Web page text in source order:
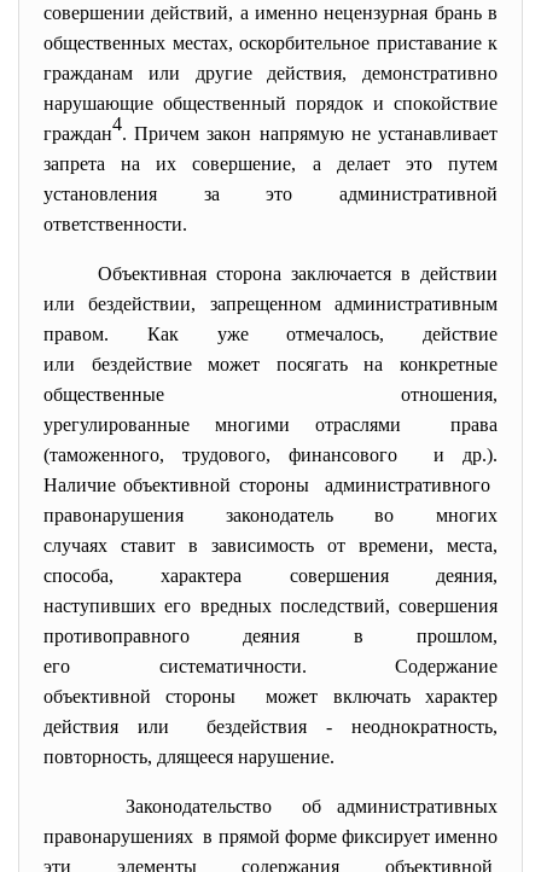
совершении действий, а именно нецензурная брань в
общественных местах, оскорбительное приставание к
гражданам или другие действия, демонстративно
нарушающие общественный порядок и спокойствие
граждан4. Причем закон напрямую не устанавливает
запрета на их совершение, а делает это путем
установления за это административной
ответственности.
Объективная сторона заключается в действии
или бездействии, запрещенном административным
правом. Как уже отмечалось, действие
или бездействие может посягать на конкретные
общественные отношения,
урегулированные многими отраслями права
(таможенного, трудового, финансового и др.).
Наличие объективной стороны административного
правонарушения законодатель во многих
случаях ставит в зависимость от времени, места,
способа, характера совершения деяния,
наступивших его вредных последствий, совершения
противоправного деяния в прошлом,
его систематичности. Содержание
объективной стороны может включать характер
действия или бездействия - неоднократность,
повторность, длящееся нарушение.
Законодательство об административных
правонарушениях в прямой форме фиксирует именно
эти элементы содержания объективной